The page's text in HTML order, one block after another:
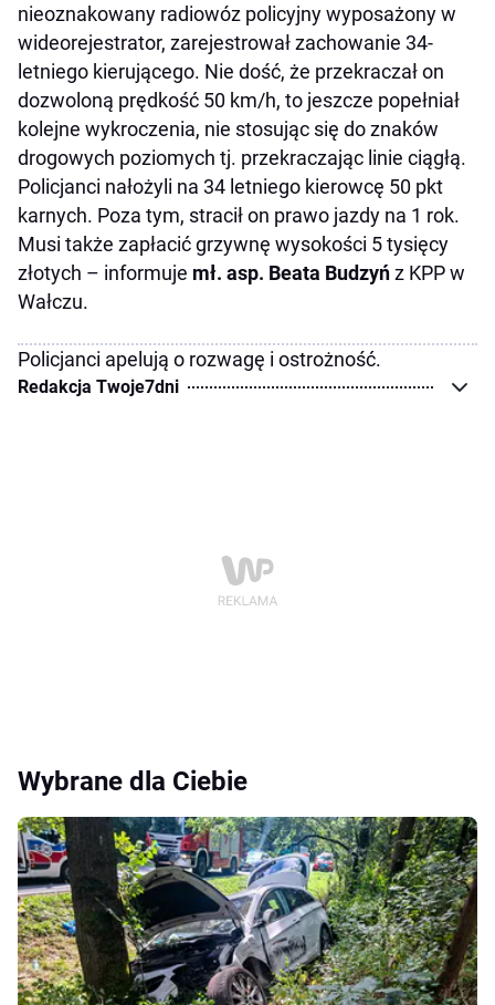
nieoznakowany radiowóz policyjny wyposażony w
wideorejestrator, zarejestrował zachowanie 34-
letniego kierującego. Nie dość, że przekraczał on
dozwoloną prędkość 50 km/h, to jeszcze popełniał
kolejne wykroczenia, nie stosując się do znaków
drogowych poziomych tj. przekraczając linie ciągłą.
Policjanci nałożyli na 34 letniego kierowcę 50 pkt
karnych. Poza tym, stracił on prawo jazdy na 1 rok.
Musi także zapłacić grzywnę wysokości 5 tysięcy
złotych – informuje mł. asp. Beata Budzyńz KPP w
Wałczu.
Policjanci apelują o rozwagę i ostrożność.
Redakcja Twoje7dni
Wybrane dla Ciebie